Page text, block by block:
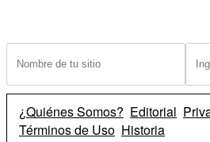
¿Quiénes Somos? Editorial
Términos de Uso Historia